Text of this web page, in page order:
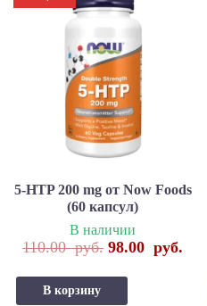
5-HTP 200 mg от Now Foods
(60 капсул)
В наличии
110.00руб. 98.00 руб.
В корзину